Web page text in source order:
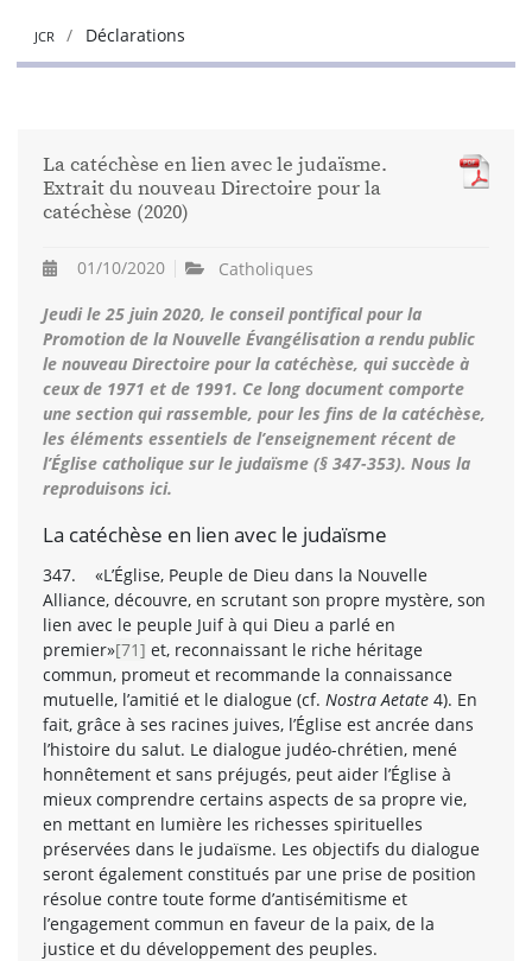
JCR Déclarations
La catéchèse en lien avec le judaïsme.
Extrait du nouveau Directoire pour la
catéchèse (2020)
01/10/2020
Catholiques
Jeudi le 25 juin 2020, le conseil pontifical pour la
Promotion de la Nouvelle Évangélisation a rendu public
le nouveau Directoire pour la catéchèse, qui succède à
ceux de 1971 et de 1991. Ce long document comporte
une section qui rassemble, pour les fins de la catéchèse,
les éléments essentiels de l’enseignement récent de
l’Église catholique sur le judaïsme (§ 347-353). Nous la
reproduisons ici.
La catéchèse en lien avec le judaïsme
347. «L’Église, Peuple de Dieu dans la Nouvelle
Alliance, découvre, en scrutant son propre mystère, son
lien avec le peuple Juif à qui Dieu a parlé en
premier»[71] et, reconnaissant le riche héritage
commun, promeut et recommande la connaissance
mutuelle, l’amitié et le dialogue (cf. Nostra Aetate 4). En
fait, grâce à ses racines juives, l’Église est ancrée dans
l’histoire du salut. Le dialogue judéo-chrétien, mené
honnêtement et sans préjugés, peut aider l’Église à
mieux comprendre certains aspects de sa propre vie,
en mettant en lumière les richesses spirituelles
préservées dans le judaïsme. Les objectifs du dialogue
seront également constitués par une prise de position
résolue contre toute forme d’antisémitisme et
l’engagement commun en faveur de la paix, de la
justice et du développement des peuples.